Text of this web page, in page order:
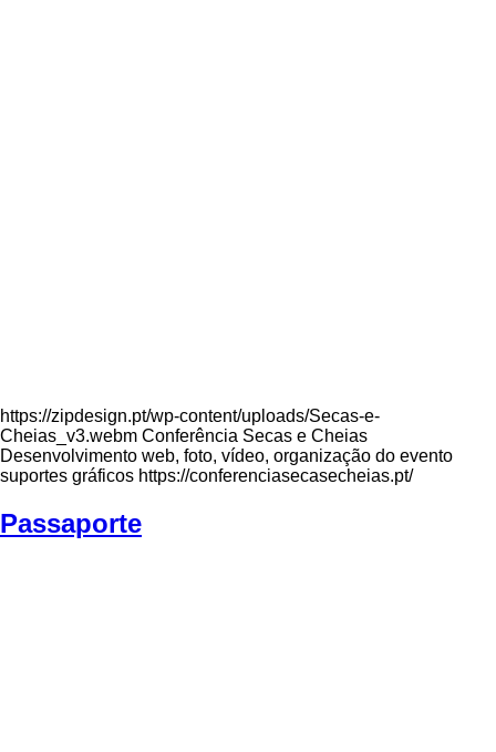
https://zipdesign.pt/wp-content/uploads/Secas-e-
Cheias_v3.webm Conferência Secas e Cheias
Desenvolvimento web, foto, vídeo, organização do evento
suportes gráficos https://conferenciasecasecheias.pt/
Passaporte